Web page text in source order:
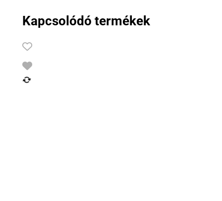
Kapcsolódó termékek